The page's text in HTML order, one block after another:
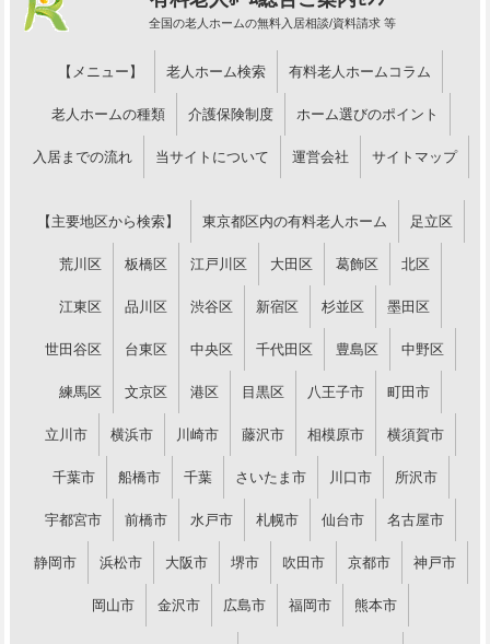
全国の老人ホームの無料入居相談/資料請求 等
【メニュー】 老人ホーム検索 有料老人ホームコラム
老人ホームの種類 介護保険制度 ホーム選びのポイント
入居までの流れ 当サイトについて 運営会社 サイトマップ
【主要地区から検索】 東京都区内の有料老人ホーム 足立区
荒川区 板橋区 江戸川区 大田区 葛飾区 北区
江東区 品川区 渋谷区 新宿区 杉並区 墨田区
世田谷区 台東区 中央区 千代田区 豊島区 中野区
練馬区 文京区 港区 目黒区 八王子市 町田市
立川市 横浜市 川崎市 藤沢市 相模原市 横須賀市
千葉市 船橋市 千葉 さいたま市 川口市 所沢市
宇都宮市 前橋市 水戸市 札幌市 仙台市 名古屋市
静岡市 浜松市 大阪市 堺市 吹田市 京都市 神戸市
岡山市 金沢市 広島市 福岡市 熊本市